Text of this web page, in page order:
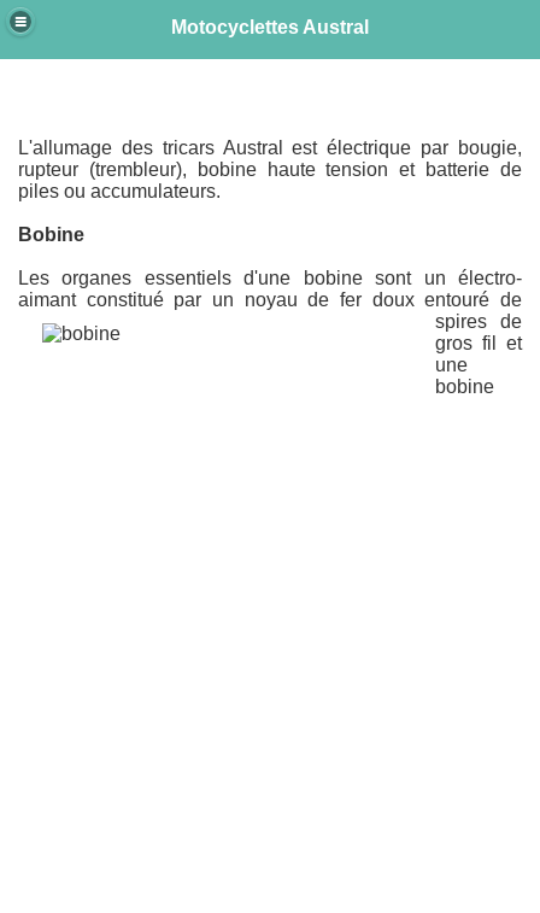
Motocyclettes Austral
L'allumage des tricars Austral est électrique par bougie,
rupteur (trembleur), bobine haute tension et batterie de
piles ou accumulateurs.
Bobine
Les organes essentiels d'une bobine sont un électro-
aimant constitué par un noyau de fer doux entouré de
spires de
gros fil et
une
bobine